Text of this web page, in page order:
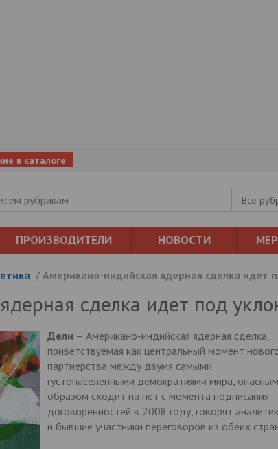
в каталоге
Все
ПРОИЗВОДИТЕЛИ НОВОСТИ
/ Американо-индийская ядерная сделка идет
сделка идет под
Дели – Американо-индийская ядерная сделка,
приветствуемая как центральный момент
партнерства между двумя самыми
густонаселенными демократиями мира, опасным
образом сходит на нет с момента подписания
договоренностей в 2008 году, говорят
и бывшие участники переговоров из обеих